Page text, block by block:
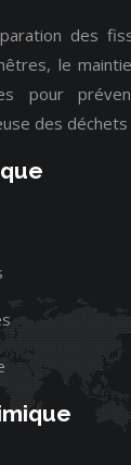
des
le
pour
des